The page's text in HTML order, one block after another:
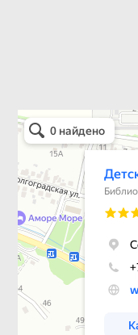
Детская библиотека-
Библиотека в